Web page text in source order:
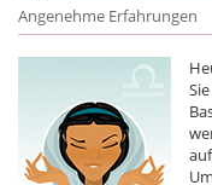
Angenehme Erfahrungen